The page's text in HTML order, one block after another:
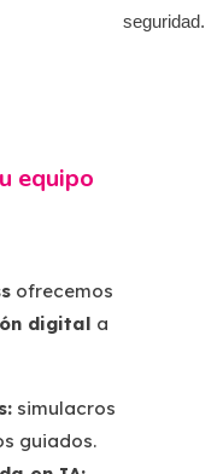
seguridad.
equipo
ofrecemos
digital a
simulacros
guiados.